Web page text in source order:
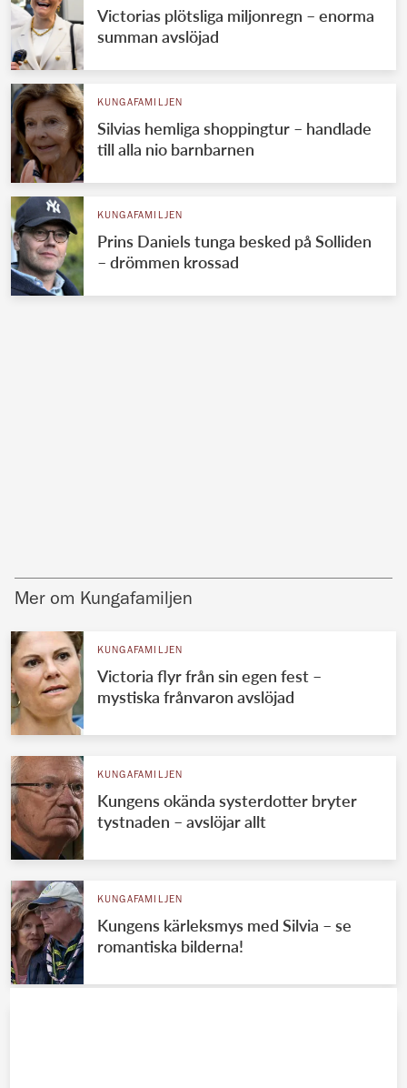
Victorias plötsliga miljonregn – enorma
summan avslöjad
KUNGAFAMILJEN
Silvias hemliga shoppingtur – handlade
till alla nio barnbarnen
KUNGAFAMILJEN
Prins Daniels tunga besked på Solliden
– drömmen krossad
Mer om Kungafamiljen
KUNGAFAMILJEN
Victoria flyr från sin egen fest –
mystiska frånvaron avslöjad
KUNGAFAMILJEN
Kungens okända systerdotter bryter
tystnaden – avslöjar allt
KUNGAFAMILJEN
Kungens kärleksmys med Silvia – se
romantiska bilderna!